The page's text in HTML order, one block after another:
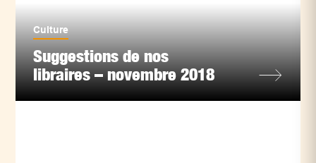
Culture
Suggestions de nos
libraires – novembre 2018